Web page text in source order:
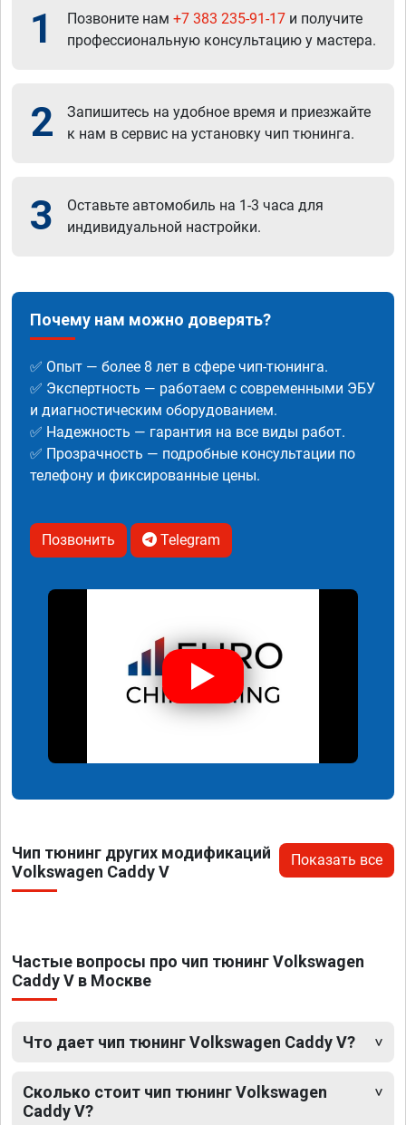
1 Позвоните нам +7 383 235-91-17 и получите
профессиональную консультацию у мастера.
2
Запишитесь на удобное время и приезжайте
к нам в сервис на установку чип тюнинга.
3
Оставьте автомобиль на 1-3 часа для
индивидуальной настройки.
Почему нам можно доверять?
✅ Опыт — более 8 лет в сфере чип-тюнинга.
✅ Экспертность — работаем с современными ЭБУ
и диагностическим оборудованием.
✅ Надежность — гарантия на все виды работ.
✅ Прозрачность — подробные консультации по
телефону и фиксированные цены.
Позвонить Telegram
Чип тюнинг других модификаций
Volkswagen Caddy V
Показать все
Частые вопросы про чип тюнинг Volkswagen
Caddy V в Москве
Что дает чип тюнинг Volkswagen Caddy V?
Сколько стоит чип тюнинг Volkswagen
Caddy V?